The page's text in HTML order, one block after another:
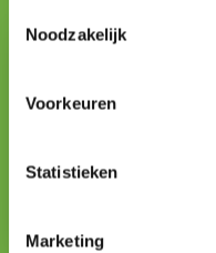
Noodzakelijk
Voorkeuren
Statistieken
Marketing